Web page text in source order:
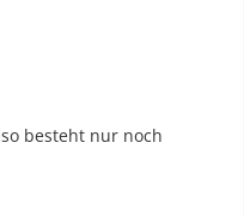
besteht nur noch